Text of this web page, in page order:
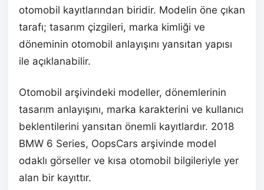
otomobil kayıtlarından biridir. Modelin öne çıkan
tarafı; tasarım çizgileri, marka kimliği ve
döneminin otomobil anlayışını yansıtan yapısı
ile açıklanabilir.
Otomobil arşivindeki modeller, dönemlerinin
tasarım anlayışını, marka karakterini ve kullanıcı
beklentilerini yansıtan önemli kayıtlardır. 2018
BMW 6 Series, OopsCars arşivinde model
odaklı görseller ve kısa otomobil bilgileriyle yer
alan bir kayıttır.